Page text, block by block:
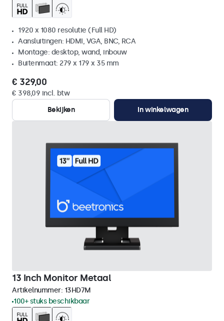
1920 x 1080 resolutie (Full HD)
Aansluitingen: HDMI, VGA, BNC, RCA
Montage: desktop, wand, inbouw
Buitenmaat: 279 x 179 x 35 mm
€ 329,00
€ 398,09 incl. btw
Bekijken
In winkelwagen
13 Inch Monitor Metaal
Artikelnummer: 13HD7M
100+ stuks beschikbaar